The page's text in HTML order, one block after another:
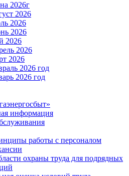
2026г
2026
2026
2026
2026
2026
2026
2026 год
2026 год
информация
работы с персоналом
охраны труда для подрядных